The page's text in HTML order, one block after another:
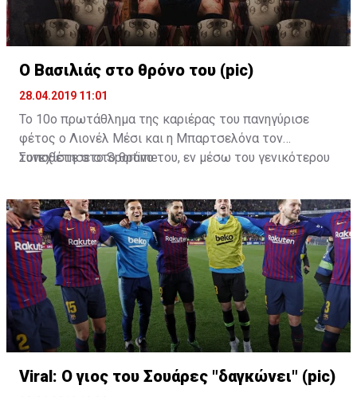
Ο Βασιλιάς στο θρόνο του (pic)
28.04.2019 11:01
Το 10ο πρωτάθλημα της καριέρας του πανηγύρισε
φέτος ο Λιονέλ Μέσι και η Μπαρτσελόνα τον
τοποθέτησε στο θρόνο του, εν μέσω του γενικότερου
Συνεχίστε στοSportime
Viral: Ο γιος του Σουάρες "δαγκώνει" (pic)